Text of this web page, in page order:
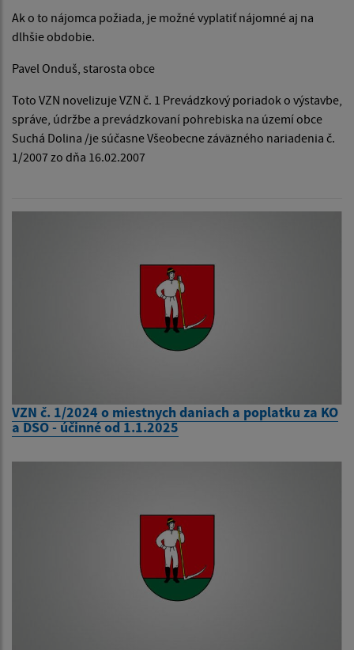
Ak o to nájomca požiada, je možné vyplatiť nájomné aj na
dlhšie obdobie.
Pavel Onduš, starosta obce
Toto VZN novelizuje VZN č. 1 Prevádzkový poriadok o výstavbe,
správe, údržbe a prevádzkovaní pohrebiska na území obce
Suchá Dolina /je súčasne Všeobecne záväzného nariadenia č.
1/2007 zo dňa 16.02.2007
VZN č. 1/2024 o miestnych daniach a poplatku za KO
a DSO - účinné od 1.1.2025